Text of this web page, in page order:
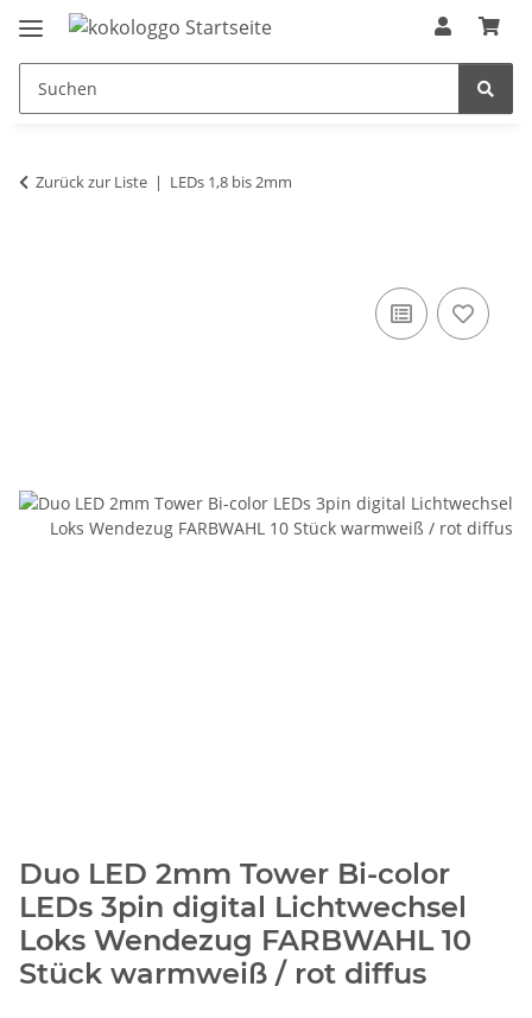
Zurück zur Liste LEDs 1,8 bis 2mm
Duo LED 2mm Tower Bi-color
LEDs 3pin digital Lichtwechsel
Loks Wendezug FARBWAHL 10
Stück warmweiß / rot diffus